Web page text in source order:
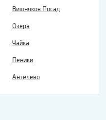
Вишняков Посад
Озера
Чайка
Пеники
Антелево